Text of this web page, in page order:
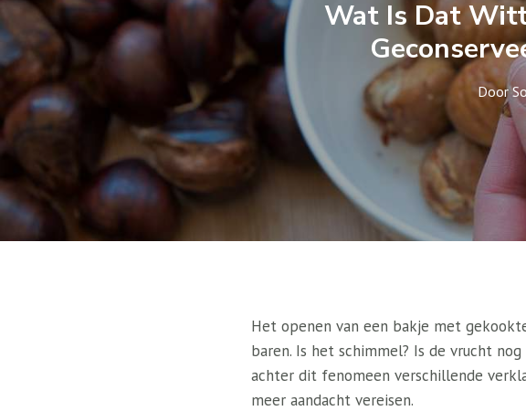
Wat Is Dat
Door
Het openen van een bakje met
baren. Is het schimmel? Is de vrucht
achter dit fenomeen verschillende
meer aandacht vereisen.